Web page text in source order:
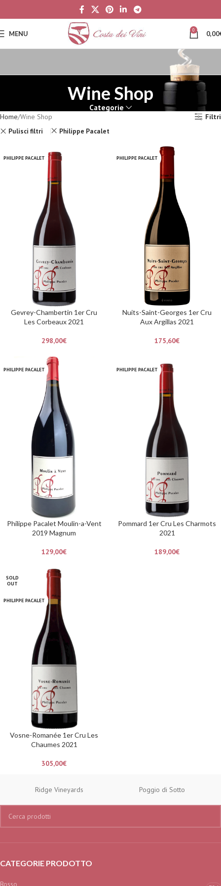
MENU 0 0,00
Wine Shop
Categorie
Home Wine Shop
Filtri
Pulisci filtri
Philippe Pacalet
PHILIPPE PACALET
Gevrey-Chambertin 1er Cru
Les Corbeaux 2021
298,00€
PHILIPPE PACALET
Nuits-Saint-Georges 1er Cru
Aux Argillas 2021
175,60€
PHILIPPE PACALET
Philippe Pacalet Moulin-a-Vent
2019 Magnum
129,00€
PHILIPPE PACALET
Pommard 1er Cru Les Charmots
2021
189,00€
SOLD
OUT
PHILIPPE PACALET
Vosne-Romanée 1er Cru Les
Chaumes 2021
305,00€
Ridge Vineyards Poggio di Sotto
CATEGORIE PRODOTTO
Rosso